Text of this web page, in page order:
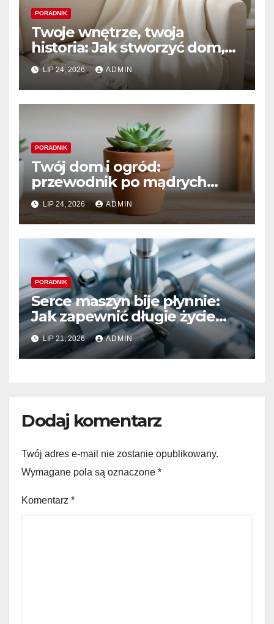
PORADNIK
Twoje wnętrze, twoja
historia: Jak stworzyć dom,
który naprawdę kochasz
LIP 24, 2026 ADMIN
PORADNIK
Twój dom i ogród:
przewodnik po mądrych
wyborach i trwałym pięknie
LIP 24, 2026 ADMIN
PORADNIK
Serce maszyn bije płynnie:
Jak zapewnić długie życie
systemom hydraulicznym
Sauer Danfoss
LIP 21, 2026 ADMIN
Dodaj komentarz
Twój adres e-mail nie zostanie opublikowany.
Wymagane pola są oznaczone *
Komentarz *